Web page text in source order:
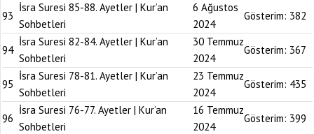
93
İsra Suresi 85-88. Ayetler | Kur’an
Sohbetleri
6 Ağustos
2024
Gösterim: 382
94
İsra Suresi 82-84. Ayetler | Kur’an
Sohbetleri
30 Temmuz
2024
Gösterim: 367
95
İsra Suresi 78-81. Ayetler | Kur’an
Sohbetleri
23 Temmuz
2024
Gösterim: 435
96
İsra Suresi 76-77. Ayetler | Kur’an
Sohbetleri
16 Temmuz
2024
Gösterim: 399